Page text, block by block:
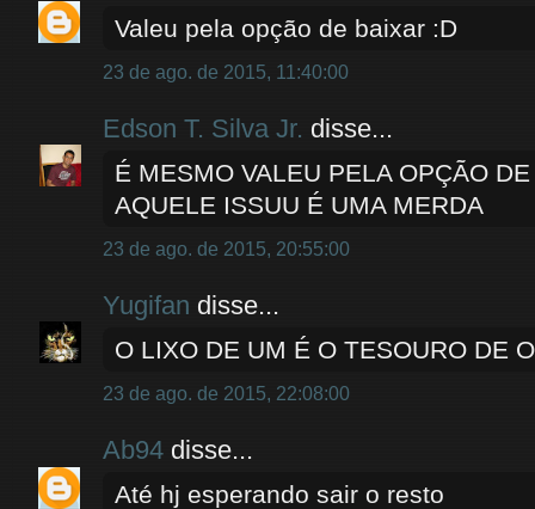
Valeu pela opção de baixar :D
23 de ago. de 2015, 11:40:00
Edson T. Silva Jr. disse...
É MESMO VALEU PELA OPÇÃO
AQUELE ISSUU É UMA MERDA
23 de ago. de 2015, 20:55:00
Yugifan disse...
O LIXO DE UM É O TESOURO DE
23 de ago. de 2015, 22:08:00
Ab94 disse...
Até hj esperando sair o resto